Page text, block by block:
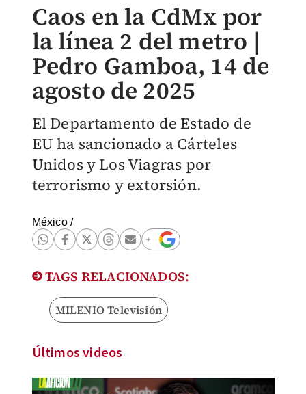
Caos en la CdMx por
la línea 2 del metro |
Pedro Gamboa, 14 de
agosto de 2025
El Departamento de Estado de
EU ha sancionado a Cárteles
Unidos y Los Viagras por
terrorismo y extorsión.
México/
TAGS RELACIONADOS:
MILENIO Televisión
Últimos videos